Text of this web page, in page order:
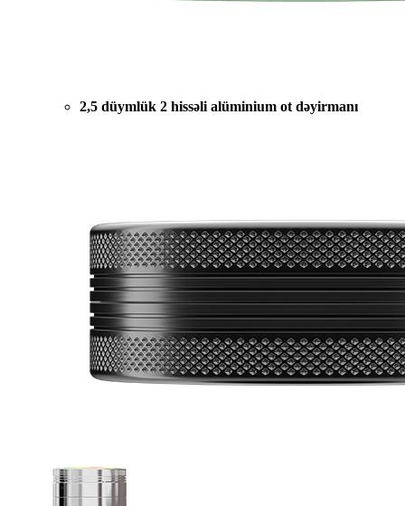
2,5 düymlük 2 hissəli alüminium ot dəyirmanı